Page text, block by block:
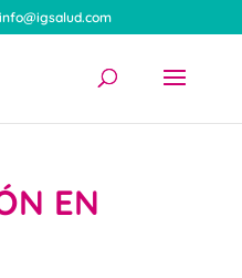
info@igsalud.com
EN